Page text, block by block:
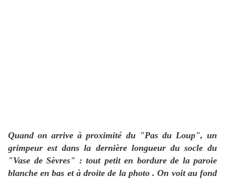
Quand on arrive à proximité du "Pas du Loup", un
grimpeur est dans la dernière longueur du socle du
"Vase de Sèvres" : tout petit en bordure de la paroie
blanche en bas et à droite de la photo . On voit au fond